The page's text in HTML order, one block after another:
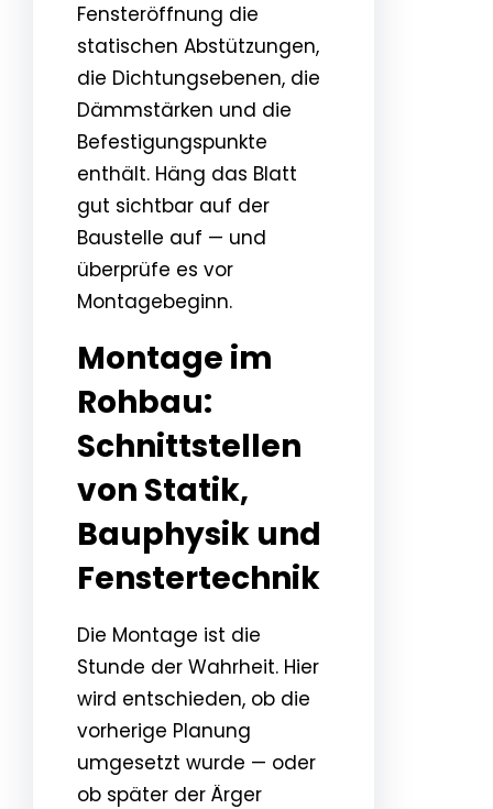
Fensteröffnung die
statischen Abstützungen,
die Dichtungsebenen, die
Dämmstärken und die
Befestigungspunkte
enthält. Häng das Blatt
gut sichtbar auf der
Baustelle auf — und
überprüfe es vor
Montagebeginn.
Montage im
Rohbau:
Schnittstellen
von Statik,
Bauphysik und
Fenstertechnik
Die Montage ist die
Stunde der Wahrheit. Hier
wird entschieden, ob die
vorherige Planung
umgesetzt wurde — oder
ob später der Ärger